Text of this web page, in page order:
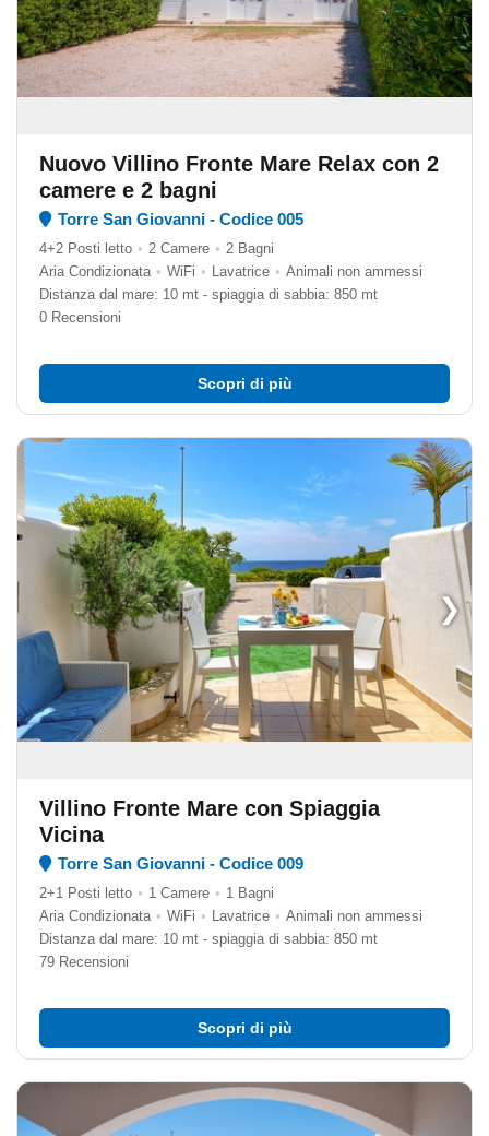
Nuovo Villino Fronte Mare Relax con 2
camere e 2 bagni
Torre San Giovanni - Codice 005
4+2 Posti letto • 2 Camere • 2 Bagni
Aria Condizionata • WiFi • Lavatrice • Animali non ammessi
Distanza dal mare: 10 mt - spiaggia di sabbia: 850 mt
0 Recensioni
Scopri di più
❯
Villino Fronte Mare con Spiaggia
Vicina
Torre San Giovanni - Codice 009
2+1 Posti letto • 1 Camere • 1 Bagni
Aria Condizionata • WiFi • Lavatrice • Animali non ammessi
Distanza dal mare: 10 mt - spiaggia di sabbia: 850 mt
79 Recensioni
Scopri di più